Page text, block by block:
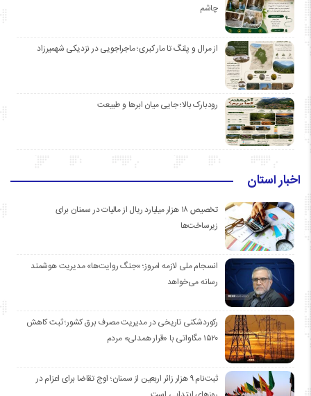
چاشم
از مرال و پلنگ تا مار کبری؛ ماجراجویی در نزدیکی شهمیرزاد
رودبارک بالا؛ جایی میان ابرها و طبیعت
اخبار استان
تخصیص ۱۸ هزار میلیارد ریال از مالیات در سمنان برای
زیرساخت‌ها
انسجام ملی لازمه امروز؛ «جنگ روایت‌ها» مدیریت هوشمند
رسانه می‌خواهد
رکوردشکنی تاریخی در مدیریت مصرف برق کشور؛ ثبت کاهش
۱۵۲۰ مگاواتی با «قرار همدلی» مردم
ثبت‌نام ۹ هزار زائر اربعین از سمنان؛ اوج تقاضا برای اعزام در